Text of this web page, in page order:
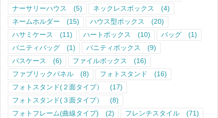
ナーサリーハウス
(5) ネックレスボックス
(4)
ネームホルダー
(15) ハウス型ボックス
(20)
ハサミケース
(11) ハートボックス (10) バッグ
(1)
バニティバッグ
(1) バニティボックス
(9)
パスケース
(6) ファイルボックス
(16)
ファブリックパネル
(8) フォトスタンド
(16)
フォトスタンド(２面タイプ）
(17)
フォトスタンド(３面タイプ）
(8)
フォトフレーム(曲線タイプ)
(2) フレンチスタイル
(71)